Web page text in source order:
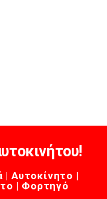
| Αυτοκίνητο |
| Φορτηγό